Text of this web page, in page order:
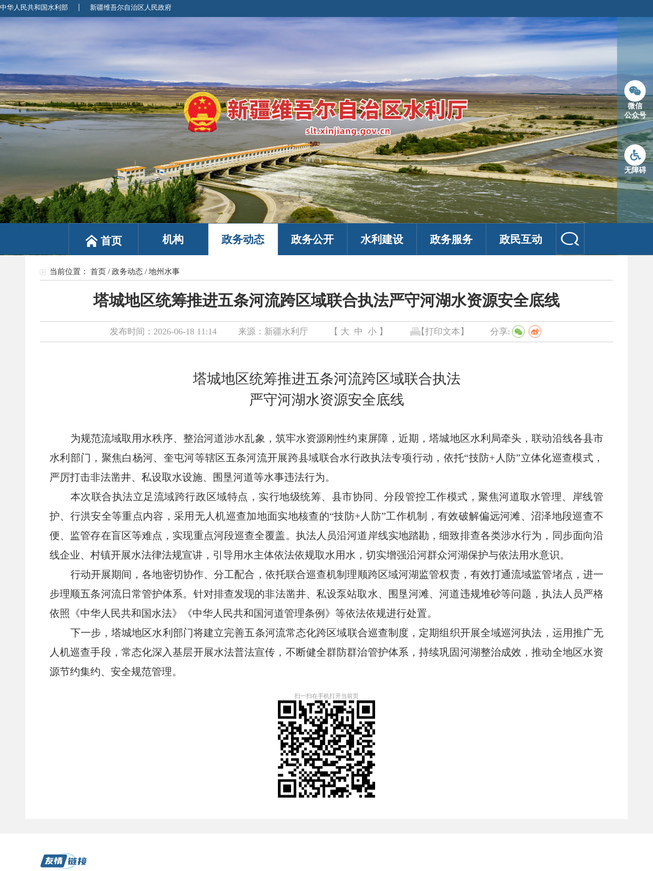
中华人民共和国水利部 新疆维吾尔自治区人民政府
首页 机构 政务动态 政务公开 水利建设 政务服务 政民互动
微信
公众号
无障碍
当前位置： 首页 /政务动态 /地州水事
塔城地区统筹推进五条河流跨区域联合执法严守河湖水资源安全底线
发布时间：2026-06-18 11:14 来源：新疆水利厅 【 大 中 小 】 【打印文本】 分享:
塔城地区统筹推进五条河流跨区域联合执法
严守河湖水资源安全底线
为规范流域取用水秩序、整治河道涉水乱象，筑牢水资源刚性约束屏障，近期，塔城地区水利局牵头，联动沿线各县市
水利部门，聚焦白杨河、奎屯河等辖区五条河流开展跨县域联合水行政执法专项行动，依托“技防+人防”立体化巡查模式，
严厉打击非法凿井、私设取水设施、围垦河道等水事违法行为。
本次联合执法立足流域跨行政区域特点，实行地级统筹、县市协同、分段管控工作模式，聚焦河道取水管理、岸线管
护、行洪安全等重点内容，采用无人机巡查加地面实地核查的“技防+人防”工作机制，有效破解偏远河滩、沼泽地段巡查不
便、监管存在盲区等难点，实现重点河段巡查全覆盖。执法人员沿河道岸线实地踏勘，细致排查各类涉水行为，同步面向沿
线企业、村镇开展水法律法规宣讲，引导用水主体依法依规取水用水，切实增强沿河群众河湖保护与依法用水意识。
行动开展期间，各地密切协作、分工配合，依托联合巡查机制理顺跨区域河湖监管权责，有效打通流域监管堵点，进一
步理顺五条河流日常管护体系。针对排查发现的非法凿井、私设泵站取水、围垦河滩、河道违规堆砂等问题，执法人员严格
依照《中华人民共和国水法》《中华人民共和国河道管理条例》等依法依规进行处置。
下一步，塔城地区水利部门将建立完善五条河流常态化跨区域联合巡查制度，定期组织开展全域巡河执法， 运用推广无
人机巡查手段，常态化深入基层开展水法普法宣传，不断健全群防群治管护体系，持续巩固河湖整治成效，推动全地区水资
源节约集约、安全规范管理。
扫一扫在手机打开当前页